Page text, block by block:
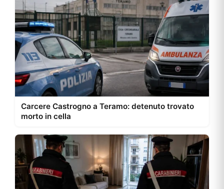
Carcere Castrogno a Teramo: detenuto trovato
morto in cella